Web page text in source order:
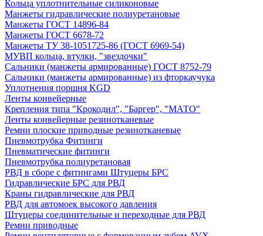
Кольца уплотнительные силиконовые
Манжеты гидравлические полиуретановые
Манжеты ГОСТ 14896-84
Манжеты ГОСТ 6678-72
Манжеты ТУ 38-1051725-86 (ГОСТ 6969-54)
МУВП кольца, втулки, "звездочки"
Сальники (манжеты армированные) ГОСТ 8752-79
Сальники (манжеты армированные) из фторкаучука
Уплотнения поршня KGD
Ленты конвейерные
Крепления типа "Крокодил", "Баргер", "МАТО"
Ленты конвейерные резинотканевые
Ремни плоские приводные резинотканевые
Пневмотрубка Фитинги
Пневматические фитинги
Пневмотрубка полиуретановая
РВД в сборе с фитингами Штуцеры БРС
Гидравлические БРС для РВД
Краны гидравлические для РВД
РВД для автомоек высокого давления
Штуцеры соединительные и переходные для РВД
Ремни приводные